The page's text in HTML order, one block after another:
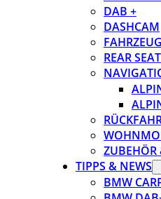
DAB +
DASHCAM
REAR
TIPPS & NEWS
BMW